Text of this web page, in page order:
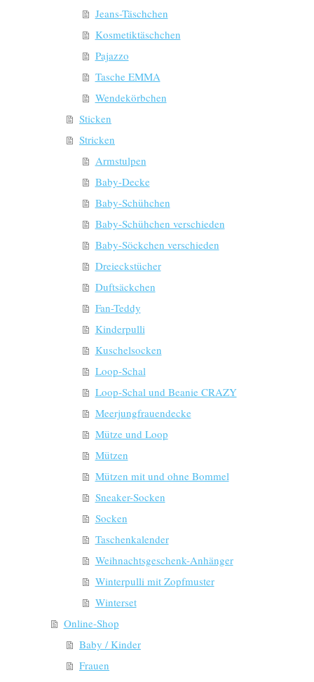
Jeans-Täschchen
Kosmetiktäschchen
Pajazzo
Tasche EMMA
Wendekörbchen
Sticken
Stricken
Armstulpen
Baby-Decke
Baby-Schühchen
Baby-Schühchen verschieden
Baby-Söckchen verschieden
Dreieckstücher
Duftsäckchen
Fan-Teddy
Kinderpulli
Kuschelsocken
Loop-Schal
Loop-Schal und Beanie CRAZY
Meerjungfrauendecke
Mütze und Loop
Mützen
Mützen mit und ohne Bommel
Sneaker-Socken
Socken
Taschenkalender
Weihnachtsgeschenk-Anhänger
Winterpulli mit Zopfmuster
Winterset
Online-Shop
Baby / Kinder
Frauen